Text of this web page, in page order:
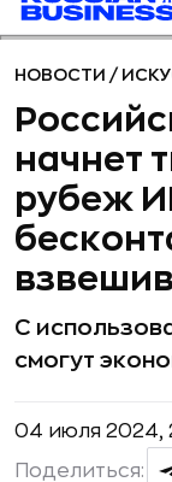
НОВОСТИ /
начнет
рубеж
С
смогут
04 июля 2024,
Поделиться: